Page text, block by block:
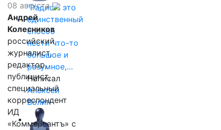
"Радио - это
единственный
способ
нести что-то
большое и
разумное,…
Написал
Алексей
Волин
08 августа
Андрей
Колесников
российский
журналист,
редактор,
публицист,
специальный
корреспондент
ИД
«Коммерсантъ» с